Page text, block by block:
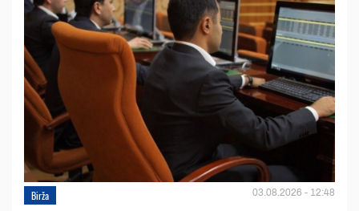
Birža 03.08.2026 - 12:48